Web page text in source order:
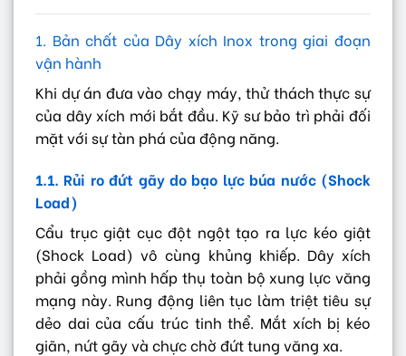
1. Bản chất của Dây xích Inox trong giai đoạn
vận hành
Khi dự án đưa vào chạy máy, thử thách thực sự
của dây xích mới bắt đầu. Kỹ sư bảo trì phải đối
mặt với sự tàn phá của động năng.
1.1. Rủi ro đứt gãy do bạo lực búa nước (Shock
Load)
Cẩu trục giật cục đột ngột tạo ra lực kéo giật
(Shock Load) vô cùng khủng khiếp. Dây xích
phải gồng mình hấp thụ toàn bộ xung lực văng
mạng này. Rung động liên tục làm triệt tiêu sự
dẻo dai của cấu trúc tinh thể. Mắt xích bị kéo
giãn, nứt gãy và chực chờ đứt tung văng xa.